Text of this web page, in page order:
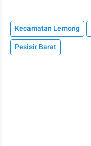
Kecamatan Lemong
Pesisir Barat